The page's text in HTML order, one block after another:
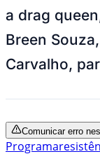
a drag
Breen
Carvalho,
Comunicar erro
Programa